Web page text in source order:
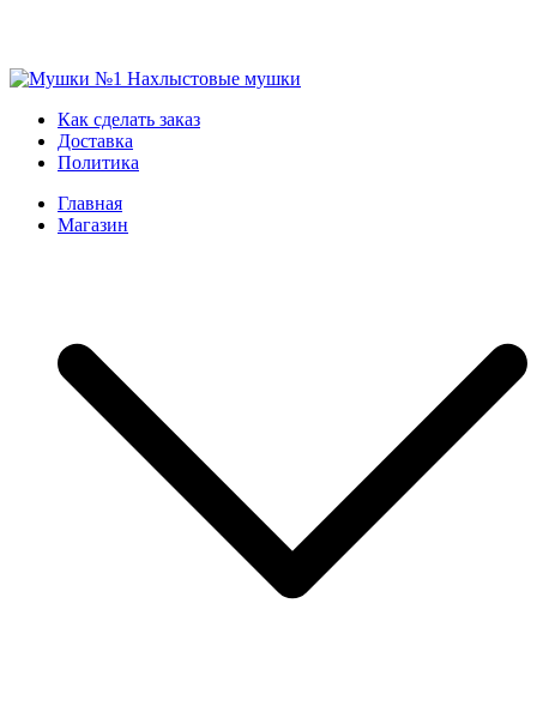
Skip
content
Мушки №1
Нахлыстовые мушки
Как сделать заказ
Доставка
Политика
Главная
Магазин